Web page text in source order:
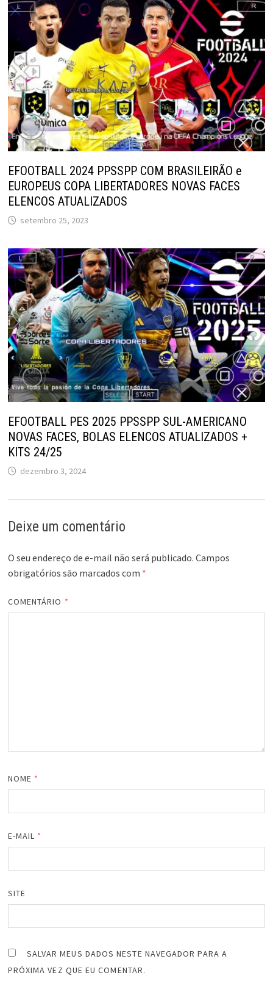
EFOOTBALL 2024 PPSSPP COM BRASILEIRÃO e
EUROPEUS COPA LIBERTADORES NOVAS FACES
ELENCOS ATUALIZADOS
setembro 25, 2023
EFOOTBALL PES 2025 PPSSPP SUL-AMERICANO
NOVAS FACES, BOLAS ELENCOS ATUALIZADOS +
KITS 24/25
dezembro 3, 2024
Deixe um comentário
O seu endereço de e-mail não será publicado. Campos
obrigatórios são marcados com *
COMENTÁRIO *
NOME *
E-MAIL *
SITE
SALVAR MEUS DADOS NESTE NAVEGADOR PARA A
PRÓXIMA VEZ QUE EU COMENTAR.